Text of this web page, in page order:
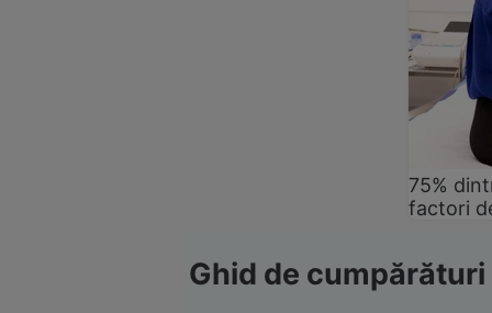
75%
factori
Ghid de cumpărături